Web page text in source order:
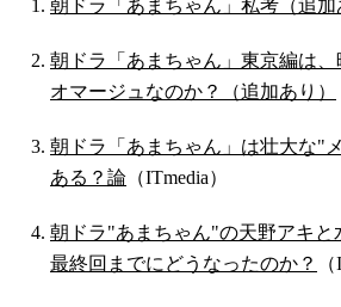
朝ドラ「あまちゃん」私考（追加
朝ドラ「あまちゃん」東京編は
オマージュなのか？（追加あり）
朝ドラ「あまちゃん」は壮大な"
ある？論 （ITmedia）
朝ドラ"あまちゃん"の天野アキと
最終回までにどうなったのか？